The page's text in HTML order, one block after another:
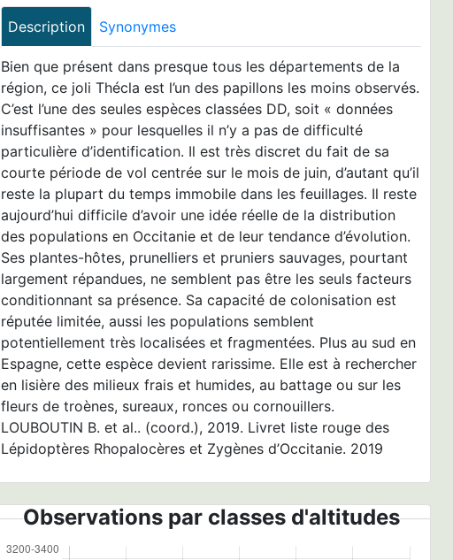
Description Synonymes
Bien que présent dans presque tous les départements de la
région, ce joli Thécla est l’un des papillons les moins observés.
C’est l’une des seules espèces classées DD, soit « données
insuffisantes » pour lesquelles il n’y a pas de difficulté
particulière d’identification. Il est très discret du fait de sa
courte période de vol centrée sur le mois de juin, d’autant qu’il
reste la plupart du temps immobile dans les feuillages. Il reste
aujourd’hui difficile d’avoir une idée réelle de la distribution
des populations en Occitanie et de leur tendance d’évolution.
Ses plantes-hôtes, prunelliers et pruniers sauvages, pourtant
largement répandues, ne semblent pas être les seuls facteurs
conditionnant sa présence. Sa capacité de colonisation est
réputée limitée, aussi les populations semblent
potentiellement très localisées et fragmentées. Plus au sud en
Espagne, cette espèce devient rarissime. Elle est à rechercher
en lisière des milieux frais et humides, au battage ou sur les
fleurs de troènes, sureaux, ronces ou cornouillers.
LOUBOUTIN B. et al.. (coord.), 2019. Livret liste rouge des
Lépidoptères Rhopalocères et Zygènes d’Occitanie. 2019
Observations par classes d'altitudes